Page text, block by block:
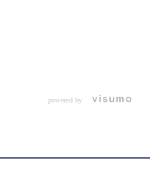
powered by